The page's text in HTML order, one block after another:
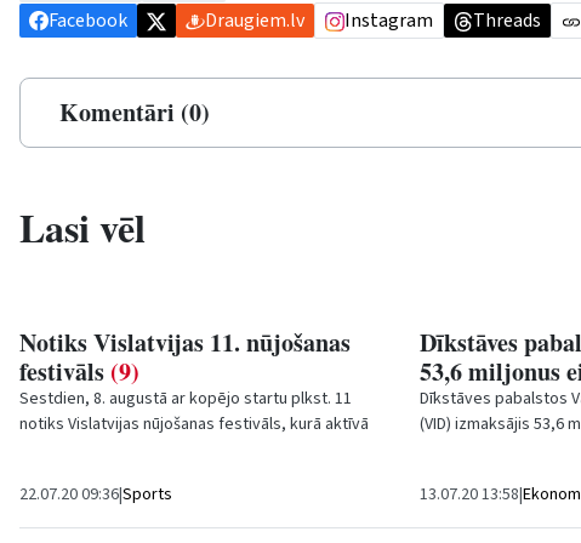
Facebook
Draugiem.lv Instagram Threads
Komentāri (0)
Lasi vēl
Notiks Vislatvijas 11. nūjošanas
festivāls (9)
Sestdien, 8. augustā ar kopējo startu plkst. 11
notiks Vislatvijas nūjošanas festivāls, kurā aktīvā
22.07.20 09:36|Sports
Dīkstāves
53,6 miljonus
Dīkstāves pabalstos
(VID) izmaksājis 53,6
13.07.20 13:58|